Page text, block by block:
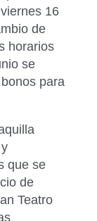
16
de
horarios
se
para
que se
de
Teatro